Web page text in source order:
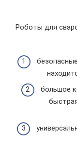
Роботы для
большое